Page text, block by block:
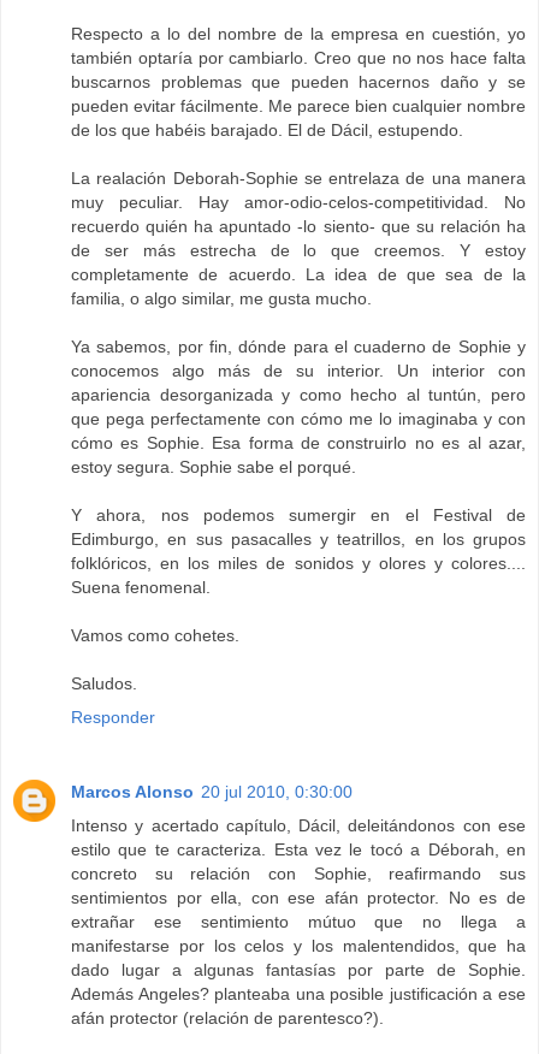
Respecto a lo del nombre de la empresa en cuestión, yo
también optaría por cambiarlo. Creo que no nos hace falta
buscarnos problemas que pueden hacernos daño y se
pueden evitar fácilmente. Me parece bien cualquier nombre
de los que habéis barajado. El de Dácil, estupendo.
La realación Deborah-Sophie se entrelaza de una manera
muy peculiar. Hay amor-odio-celos-competitividad. No
recuerdo quién ha apuntado -lo siento- que su relación ha
de ser más estrecha de lo que creemos. Y estoy
completamente de acuerdo. La idea de que sea de la
familia, o algo similar, me gusta mucho.
Ya sabemos, por fin, dónde para el cuaderno de Sophie y
conocemos algo más de su interior. Un interior con
apariencia desorganizada y como hecho al tuntún, pero
que pega perfectamente con cómo me lo imaginaba y con
cómo es Sophie. Esa forma de construirlo no es al azar,
estoy segura. Sophie sabe el porqué.
Y ahora, nos podemos sumergir en el Festival de
Edimburgo, en sus pasacalles y teatrillos, en los grupos
folklóricos, en los miles de sonidos y olores y colores....
Suena fenomenal.
Vamos como cohetes.
Saludos.
Responder
Marcos Alonso 20 jul 2010, 0:30:00
Intenso y acertado capítulo, Dácil, deleitándonos con ese
estilo que te caracteriza. Esta vez le tocó a Déborah, en
concreto su relación con Sophie, reafirmando sus
sentimientos por ella, con ese afán protector. No es de
extrañar ese sentimiento mútuo que no llega a
manifestarse por los celos y los malentendidos, que ha
dado lugar a algunas fantasías por parte de Sophie.
Además Angeles? planteaba una posible justificación a ese
afán protector (relación de parentesco?).